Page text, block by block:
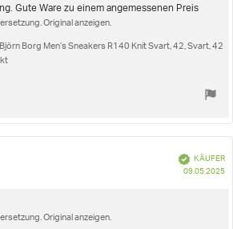
Gute Ware zu einem angemessenen Preis
Original anzeigen.
Björn Borg Men’s Sneakers R140 Knit Svart, 42, Svart, 42
VerifiziertKÄUFER
09.05.2025
Original anzeigen.